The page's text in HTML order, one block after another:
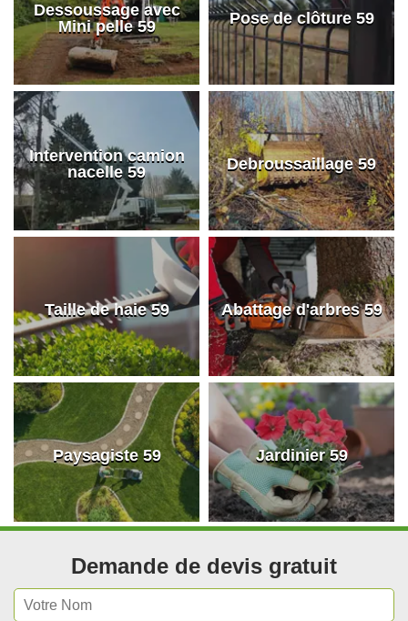
Dessoussage avec
Mini pelle 59
Pose de clôture 59
Intervention camion
nacelle 59
Debroussaillage 59
Taille de haie 59 Abattage d'arbres 59
Paysagiste 59 Jardinier 59
Demande de devis gratuit